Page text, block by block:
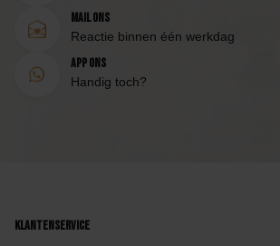
Mail ons
Reactie binnen één werkdag
App ons
Handig toch?
Klantenservice